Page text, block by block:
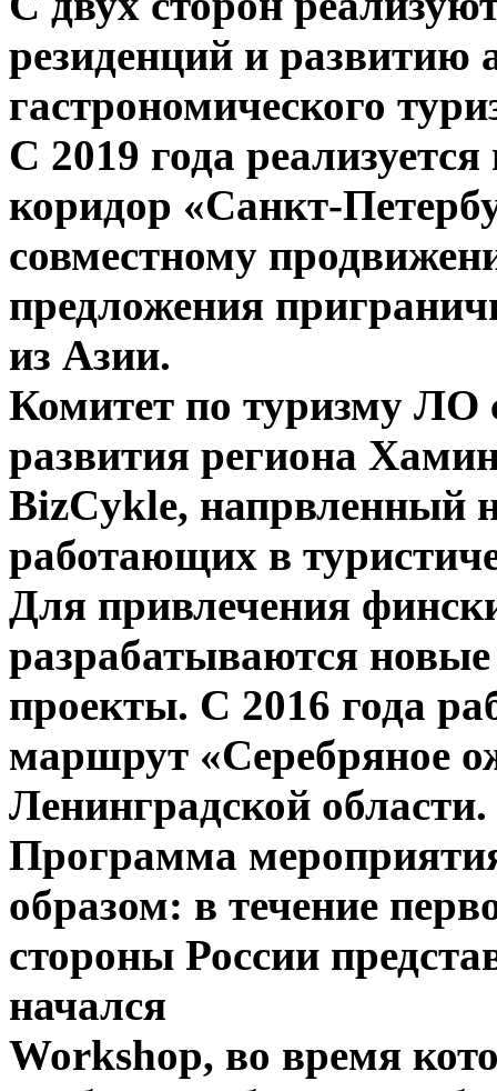
резиденций и развитию
гастрономического
С 2019 года
коридор «Санкт-
совместному
предложения
из Азии.
Комитет по туризму ЛО
развития региона
BizCykle, напрвленный
работающих в
Для привлечения
разрабатываются
проекты. С 2016 года
маршрут «Серебряное
Ленинградской области.
Программа
образом: в течение
стороны России
начался
Workshop, во время